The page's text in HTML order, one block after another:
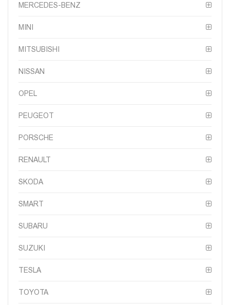
MERCEDES-BENZ
MINI
MITSUBISHI
NISSAN
OPEL
PEUGEOT
PORSCHE
RENAULT
SKODA
SMART
SUBARU
SUZUKI
TESLA
TOYOTA